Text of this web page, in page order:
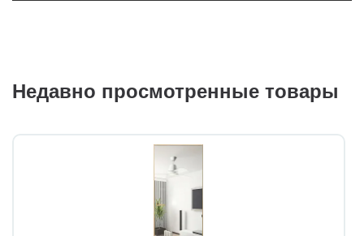
Недавно просмотренные товары